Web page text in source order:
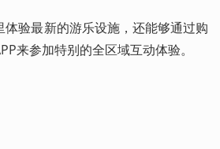
验最新的游乐设施，还能够通过购
来参加特别的全区域互动体验。